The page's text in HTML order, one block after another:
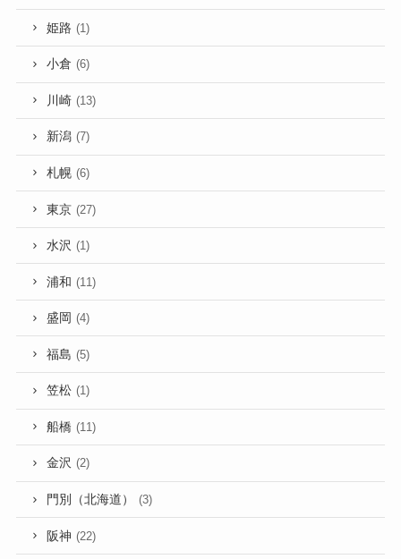
姫路 (1)
小倉 (6)
川崎 (13)
新潟 (7)
札幌 (6)
東京 (27)
水沢 (1)
浦和 (11)
盛岡 (4)
福島 (5)
笠松 (1)
船橋 (11)
金沢 (2)
門別（北海道） (3)
阪神 (22)